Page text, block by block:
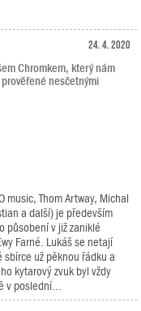
24. 4. 2020
Chromkem, který nám
nesčetnými
music, Thom Artway, Michal
a další) je především
působení v již zaniklé
Farné. Lukáš se netají
už pěknou řádku a
kytarový zvuk byl vždy
poslední...